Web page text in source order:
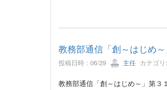
教務部通信「創～はじめ
投稿日時 : 06/29 主任 カテゴリ:
教務部通信「創～はじめ～」第３